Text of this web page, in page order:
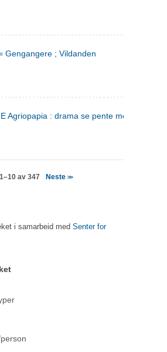
Gengangere ; Vildanden
Agriopapia : drama se pente mere
1–10 av 347 Neste >>
i samarbeid med Senter for